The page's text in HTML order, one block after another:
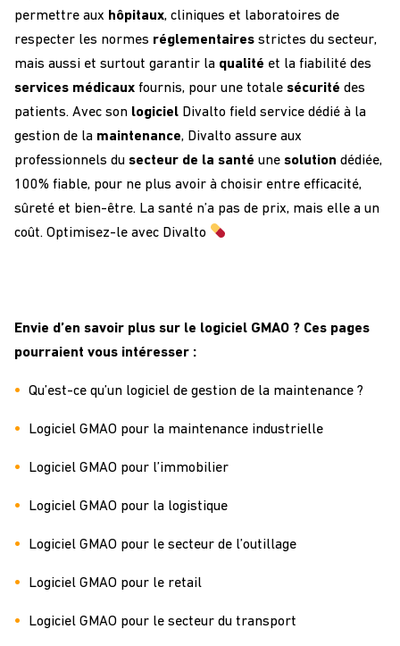
permettre aux hôpitaux, cliniques et laboratoires de
respecter les normes réglementaires strictes du secteur,
mais aussi et surtout garantir la qualité et la fiabilité des
services médicaux fournis, pour une totale sécurité des
patients. Avec son logiciel Divalto field service dédié à la
gestion de la maintenance, Divalto assure aux
professionnels du secteur de la santé une solution dédiée,
100% fiable, pour ne plus avoir à choisir entre efficacité,
sûreté et bien-être. La santé n’a pas de prix, mais elle a un
coût. Optimisez-le avec Divalto
Envie d’en savoir plus sur le logiciel GMAO ? Ces pages
pourraient vous intéresser :
Qu’est-ce qu’un logiciel de gestion de la maintenance ?
Logiciel GMAO pour la maintenance industrielle
Logiciel GMAO pour l’immobilier
Logiciel GMAO pour la logistique
Logiciel GMAO pour le secteur de l’outillage
Logiciel GMAO pour le retail
Logiciel GMAO pour le secteur du transport